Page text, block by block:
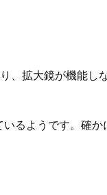
、拡大鏡が機能し
ようです。確か